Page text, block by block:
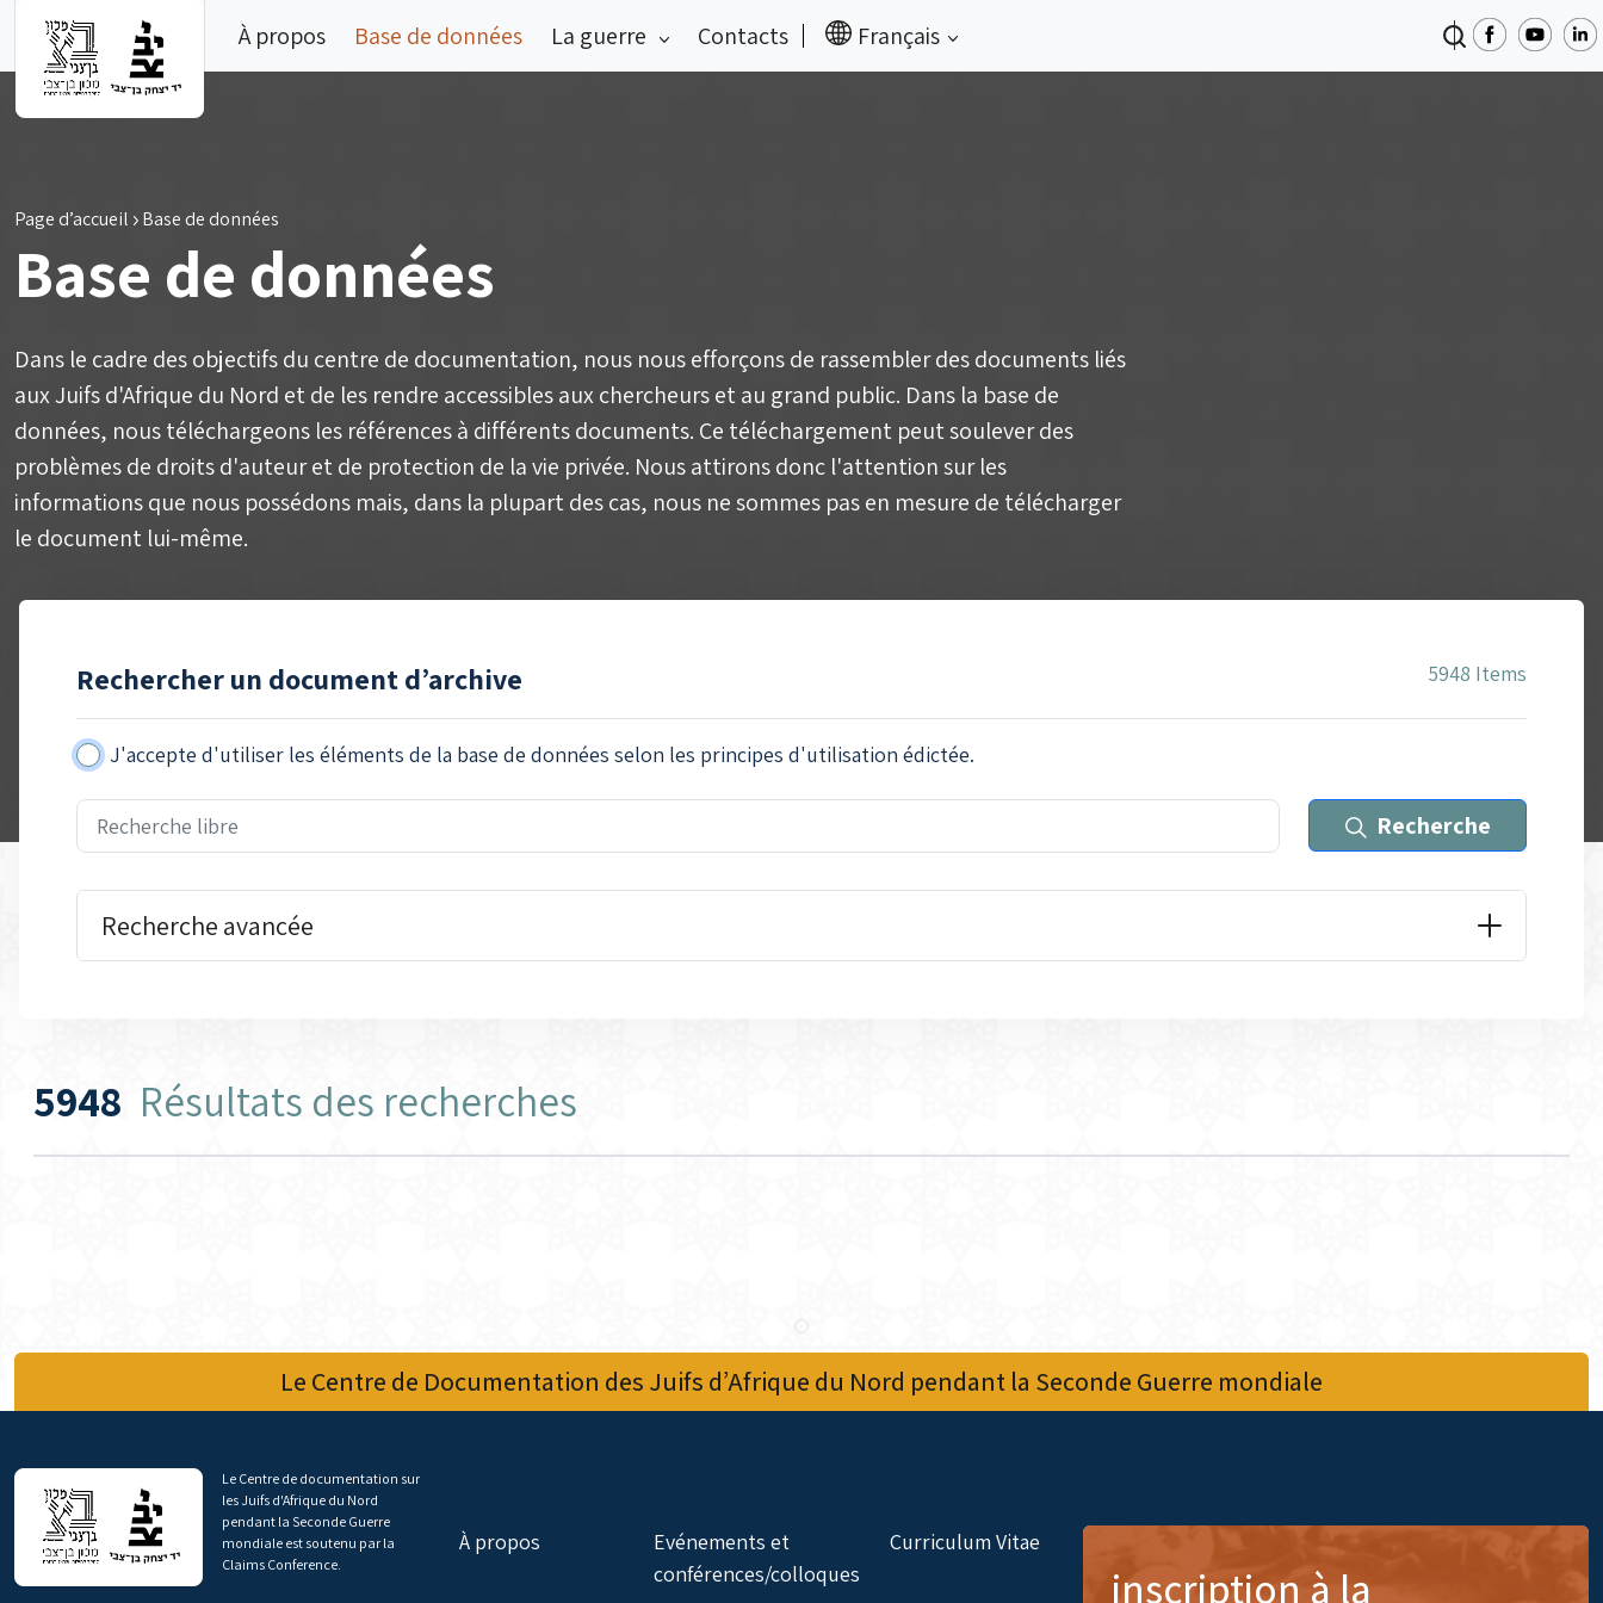
À propos Base de données La guerre Contacts Français
Page d’accueil Base de données
Base de données
Dans le cadre des objectifs du centre de documentation, nous nous efforçons de rassembler des documents liés
aux Juifs d'Afrique du Nord et de les rendre accessibles aux chercheurs et au grand public. Dans la base de
données, nous téléchargeons les références à différents documents. Ce téléchargement peut soulever des
problèmes de droits d'auteur et de protection de la vie privée. Nous attirons donc l'attention sur les
informations que nous possédons mais, dans la plupart des cas, nous ne sommes pas en mesure de télécharger
le document lui-même.
Rechercher un document d’archive 5948 Items
J'accepte d'utiliser les éléments de la base de données selon les principes d'utilisation édictée.
Recherche
Recherche avancée
5948 Résultats des recherches
Le Centre de Documentation des Juifs d’Afrique du Nord pendant la Seconde Guerre mondiale
Le Centre de documentation sur
les Juifs d'Afrique du Nord
pendant la Seconde Guerre
mondiale est soutenu par la
Claims Conference.
À propos
Evénements et
conférences/colloques
Curriculum Vitae
inscription à la